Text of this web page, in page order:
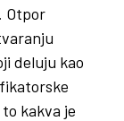
Otpor
deluju kao
kakva je